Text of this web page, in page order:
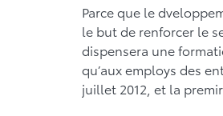
Parce que le
le but de renforcer le
dispensera une
qu’aux employs des
juillet 2012, et la